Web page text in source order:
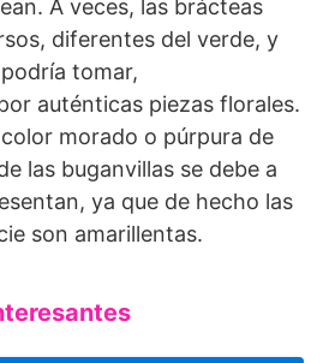
A veces, las brácteas
diferentes del verde, y
tomar,
auténticas piezas florales.
morado o púrpura de
las buganvillas se debe a
ya que de hecho las
son amarillentas.